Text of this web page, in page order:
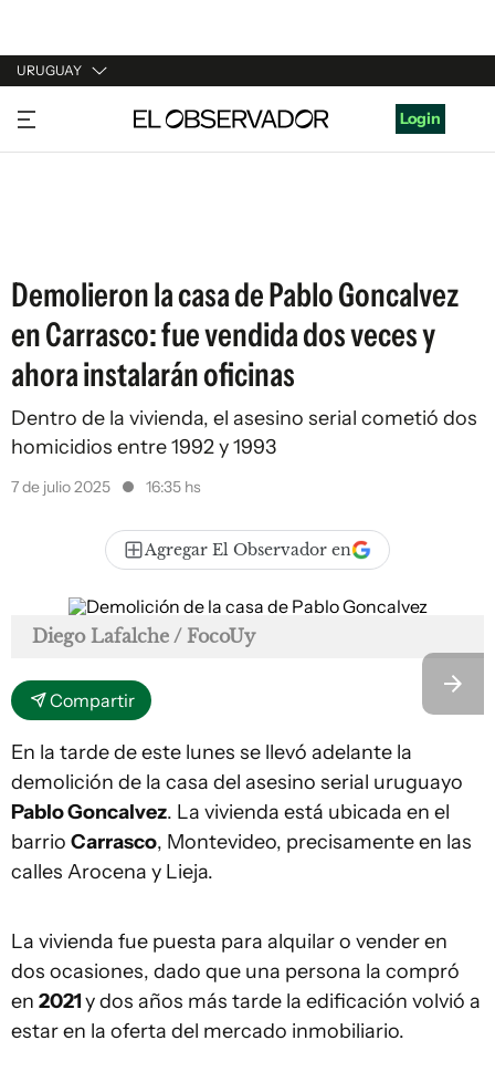
URUGUAY
URUGUAY
ARGENTINA
Login
Demolieron la casa de Pablo Goncalvez
en Carrasco: fue vendida dos veces y
ahora instalarán oficinas
Dentro de la vivienda, el asesino serial cometió dos
homicidios entre 1992 y 1993
7 de julio 2025 16:35 hs
Agregar El Observador en
Diego Lafalche / FocoUy
Compartir
En la tarde de este lunes se llevó adelante la
demolición de la casa del asesino serial uruguayo
Pablo Goncalvez. La vivienda está ubicada en el
barrio Carrasco, Montevideo, precisamente en las
calles Arocena y Lieja.
La vivienda fue puesta para alquilar o vender en
dos ocasiones, dado que una persona la compró
en 2021y dos años más tarde la edificación volvió a
estar en la oferta del mercado inmobiliario.